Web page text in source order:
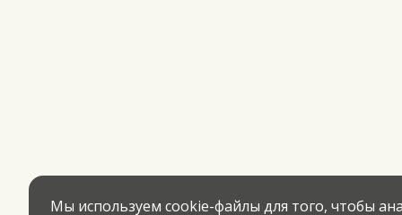
Мы используем cookie-файлы для того, чтобы